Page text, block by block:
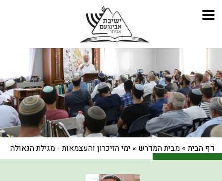
דף הבית» מבית המדרש » ימי הזיכרון והעצמאות - מגילת הגאולה